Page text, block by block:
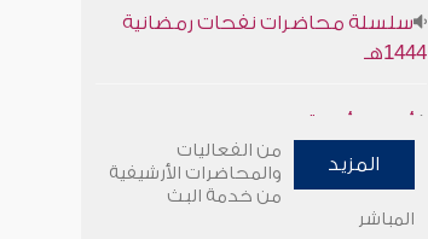
1444هـ
وأمنهم من خوف 9
سلسلة محاضرات نفحات رمضانية
المزيد
من الفعاليات
والمحاضرات الأرشيفية
من خدمة البث
المباشر